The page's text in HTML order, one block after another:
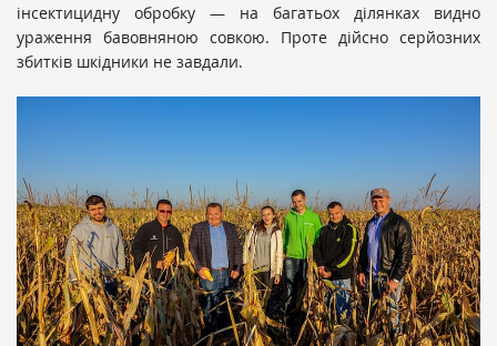
інсектицидну обробку — на багатьох ділянках видно
ураження бавовняною совкою. Проте дійсно серйозних
збитків шкідники не завдали.